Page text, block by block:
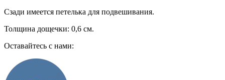
Сзади имеется петелька для подвешивания.
Толщина дощечки: 0,6 см.
Оставайтесь с нами: